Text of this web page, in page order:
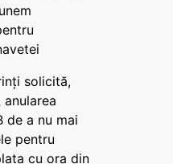
solicită,
de a nu mai
pentru
cu ora din